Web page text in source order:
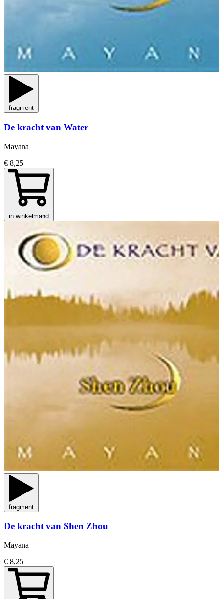
fragment
De kracht van Water
Mayana
€ 8,25
in winkelmand
fragment
De kracht van Shen Zhou
Mayana
€ 8,25